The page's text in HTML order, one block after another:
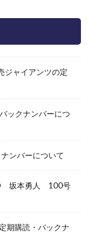
ジャイアンツの定
ックナンバーにつ
ンバーについて
坂本勇人 100号
期購読・バックナ